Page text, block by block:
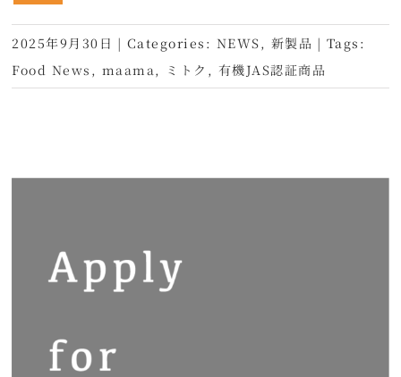
2025年9月30日 | Categories: NEWS, 新製品 | Tags:
Food News , maama, ミトク , 有機JAS認証商品